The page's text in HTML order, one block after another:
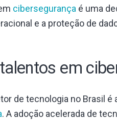
cibersegurança é uma
e a proteção de
em
de tecnologia no Brasil é
. A adoção acelerada de